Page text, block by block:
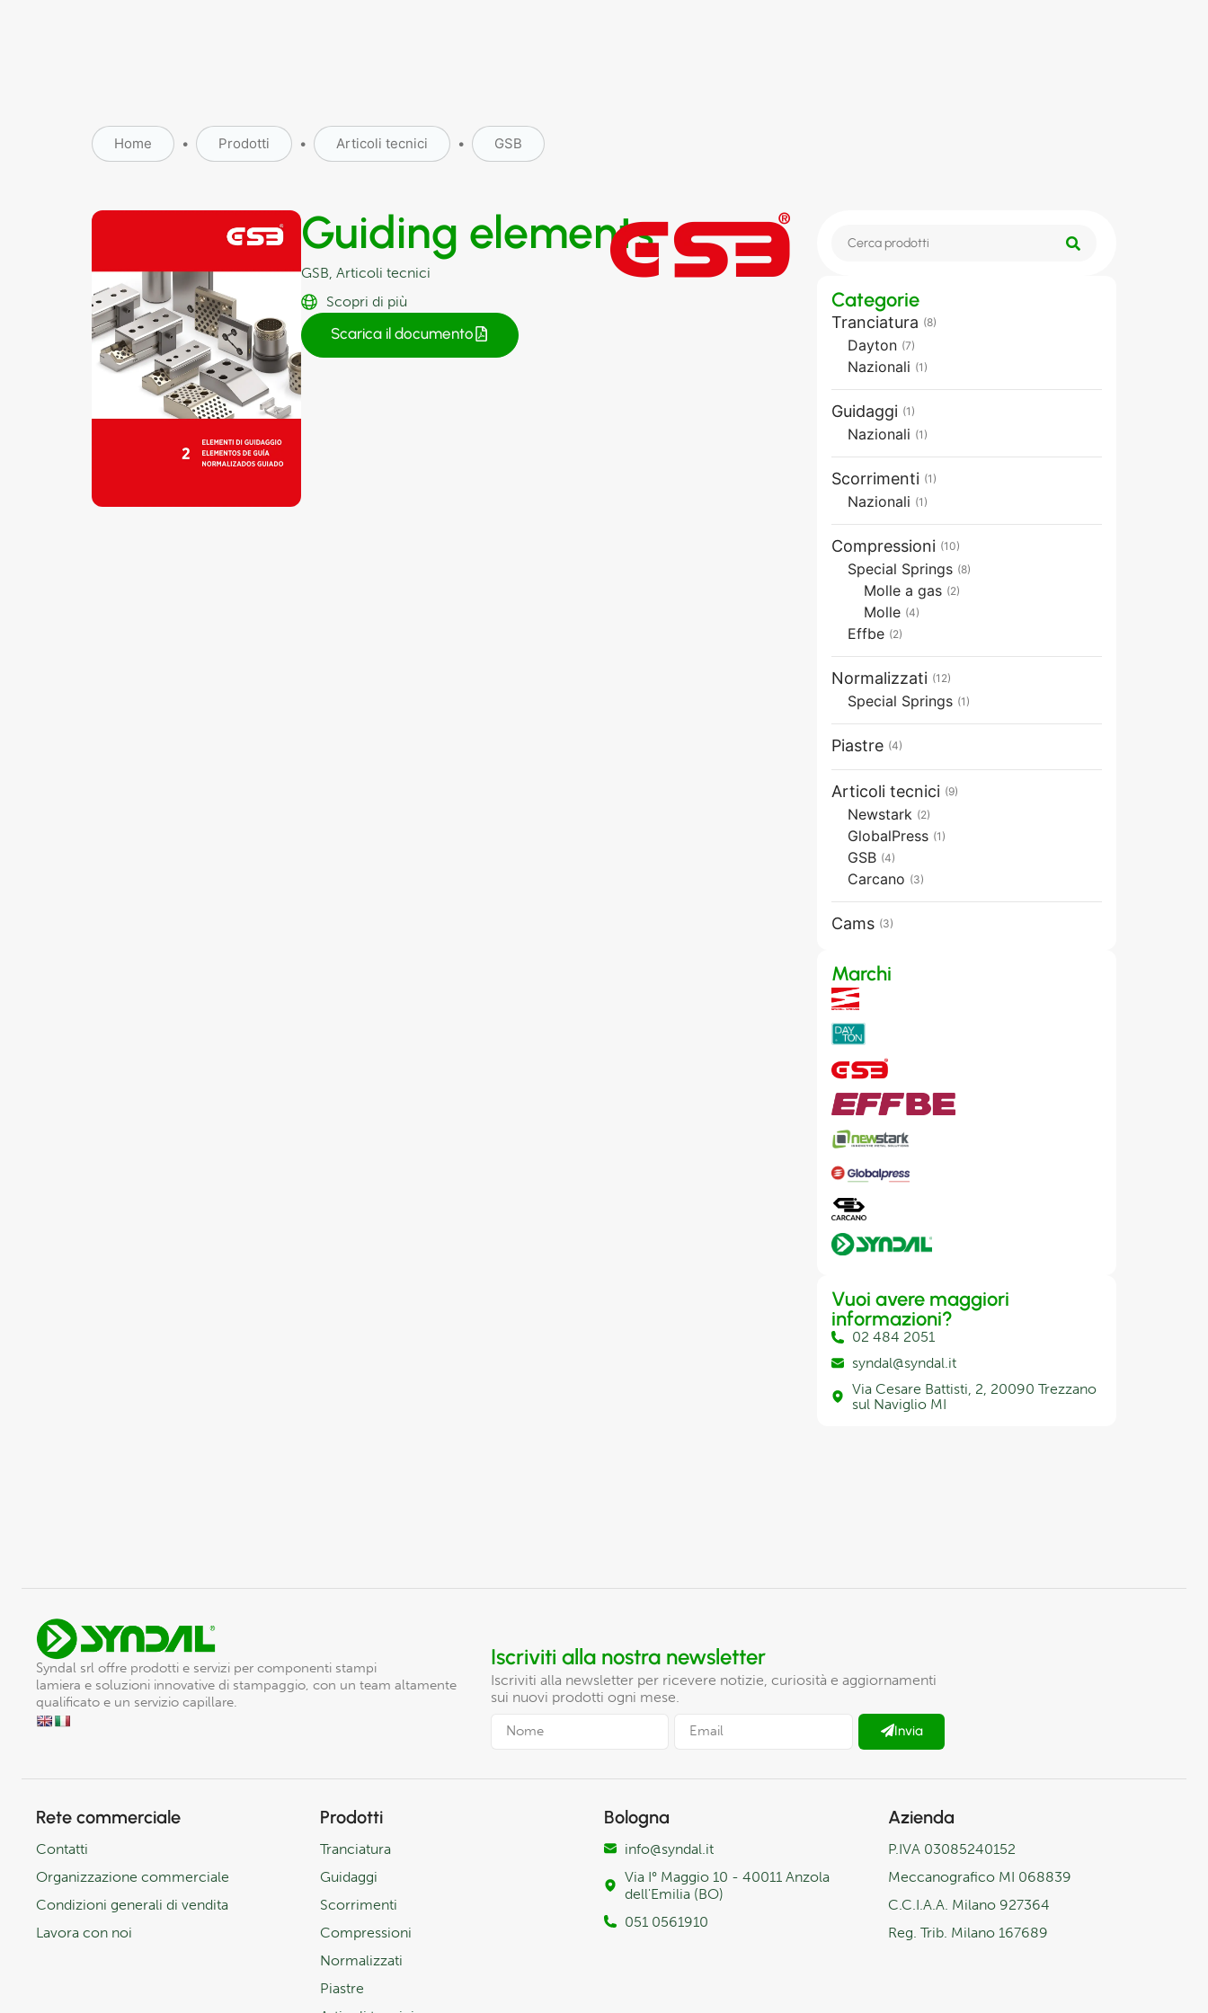
Home • Prodotti • Articoli tecnici • GSB
Guiding elements
GSB,Articoli tecnici
Scopri di più
Scarica il documento
Categorie
Tranciatura (8)
Dayton (7)
Nazionali (1)
Guidaggi (1)
Nazionali (1)
Scorrimenti (1)
Nazionali (1)
Compressioni (10)
Special Springs (8)
Molle a gas (2)
Molle (4)
Effbe (2)
Normalizzati (12)
Special Springs (1)
Piastre (4)
Articoli tecnici (9)
Newstark (2)
GlobalPress (1)
GSB (4)
Carcano (3)
Cams (3)
Marchi
Vuoi avere maggiori
informazioni?
02 484 2051
syndal@syndal.it
Via Cesare Battisti, 2, 20090 Trezzano
sul Naviglio MI
Syndal srl offre prodotti e servizi per componenti stampi
lamiera e soluzioni innovative di stampaggio, con un team altamente
qualificato e un servizio capillare.
Iscriviti alla nostra newsletter
Iscriviti alla newsletter per ricevere notizie, curiosità e aggiornamenti
sui nuovi prodotti ogni mese.
Invia
Rete commerciale
Contatti
Organizzazione commerciale
Condizioni generali di vendita
Lavora con noi
Prodotti
Tranciatura
Guidaggi
Scorrimenti
Compressioni
Normalizzati
Piastre
Bologna
info@syndal.it
Via I° Maggio 10 - 40011 Anzola
dell'Emilia (BO)
051 0561910
Azienda
P.IVA 03085240152
Meccanografico MI 068839
C.C.I.A.A. Milano 927364
Reg. Trib. Milano 167689